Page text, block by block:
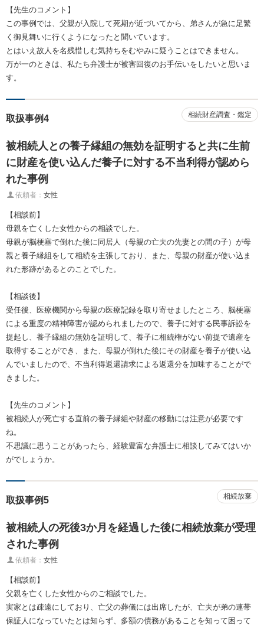
【先生のコメント】
この事例では、父親が入院して死期が近づいてから、弟さんが急に足繁
く御見舞いに行くようになったと聞いています。
とはいえ故人を名残惜しむ気持ちをむやみに疑うことはできません。
万が一のときは、私たち弁護士が被害回復のお手伝いをしたいと思いま
す。
取扱事例4 相続財産調査・鑑定
被相続人との養子縁組の無効を証明すると共に生前
に財産を使い込んだ養子に対する不当利得が認めら
れた事例
依頼者： 女性
【相談前】
母親を亡くした女性からの相談でした。
母親が脳梗塞で倒れた後に同居人（母親の亡夫の先妻との間の子）が母
親と養子縁組をして相続を主張しており、また、母親の財産が使い込ま
れた形跡があるとのことでした。
【相談後】
受任後、医療機関から母親の医療記録を取り寄せましたところ、脳梗塞
による重度の精神障害が認められましたので、養子に対する民事訴訟を
提起し、養子縁組の無効を証明して、養子に相続権がない前提で遺産を
取得することができ、また、母親が倒れた後にその財産を養子が使い込
んでいましたので、不当利得返還請求による返還分を加味することがで
きました。
【先生のコメント】
被相続人が死亡する直前の養子縁組や財産の移動には注意が必要です
ね。
不思議に思うことがあったら、経験豊富な弁護士に相談してみてはいか
がでしょうか。
取扱事例5 相続放棄
被相続人の死後3か月を経過した後に相続放棄が受理
された事例
依頼者： 女性
【相談前】
父親を亡くした女性からのご相談でした。
実家とは疎遠にしており、亡父の葬儀には出席したが、亡夫が弟の連帯
保証人になっていたとは知らず、多額の債務があることを知って困って